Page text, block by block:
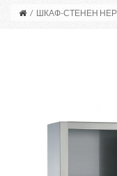
/ ШКАФ-СТЕНЕН